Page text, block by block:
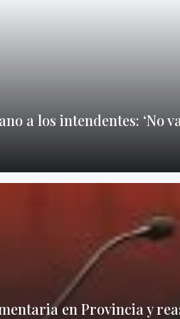
a los intendentes: ‘No
en Provincia y